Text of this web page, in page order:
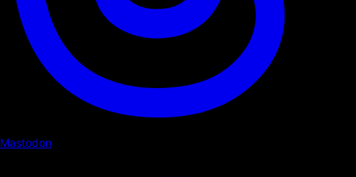
Mastodon